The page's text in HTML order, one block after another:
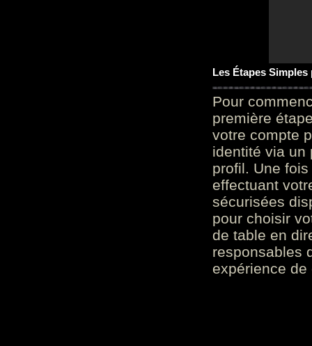
Les Étapes
Pour
première
votre compte
identité via un
profil. Une
effectuant
sécurisées
pour choisir
de table en
responsables
expérience